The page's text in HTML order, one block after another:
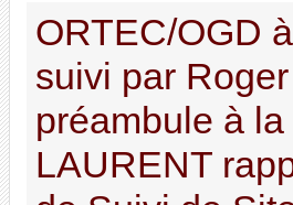
ORTEC/OGD
suivi par
préambule à
LAURENT